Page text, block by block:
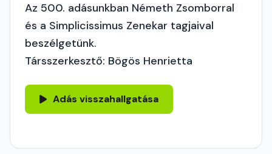
Az 500. adásunkban Németh Zsomborral
és a Simplicissimus Zenekar tagjaival
beszélgetünk.
Társszerkesztő: Bögös Henrietta
Adás visszahallgatása